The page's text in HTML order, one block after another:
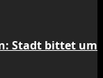
Stadt bittet um